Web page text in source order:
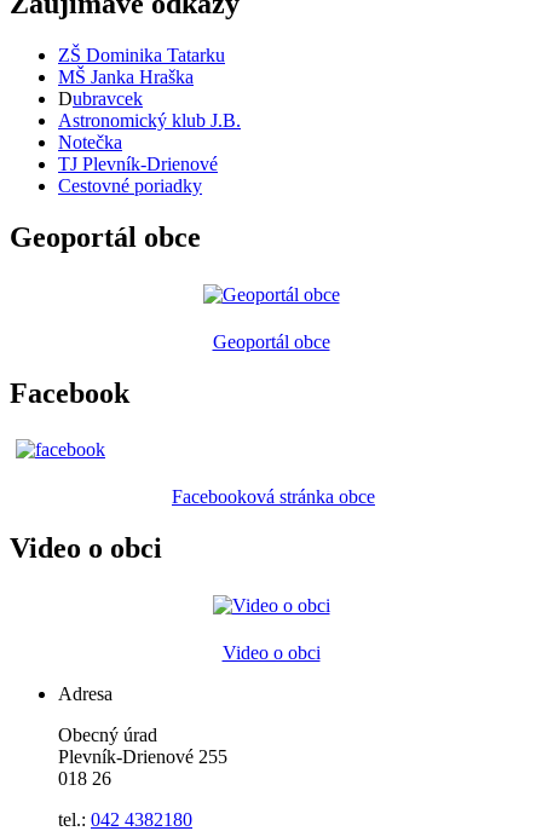
ZŠ Dominika Tatarku
MŠ Janka Hraška
Dubravcek
Astronomický klub J.B.
Notečka
TJ Plevník-Drienové
Cestovné poriadky
Geoportál obce
Geoportál obce
Facebook
Facebooková stránka obce
Video o obci
Video o obci
Adresa
Obecný úrad
Plevník-Drienové 255
018 26
tel.: 042 4382180